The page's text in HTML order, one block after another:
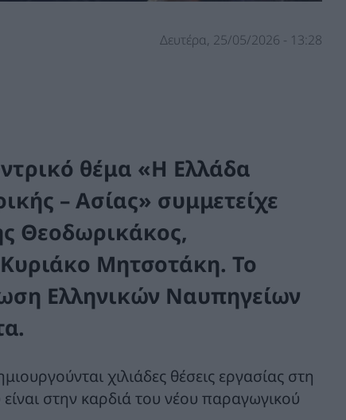
Δευτέρα, 25/05/2026 - 13:28
θέμα «Η Ελλάδα
– Ασίας» συμμετείχε
Θεοδωρικάκος,
Κυριάκο Μητσοτάκη. Το
Ελληνικών Ναυπηγείων
χιλιάδες θέσεις εργασίας στη
στην καρδιά του νέου παραγωγικού